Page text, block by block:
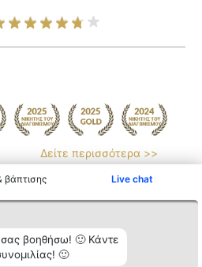
βάπτισης Live chat
βοηθήσω! 🙂 Κάντε
🙂
Δείτε περισσότερα >>
την Αθήνα, με βασική
γεγονότα όπως ο
Το ατελιέ του οίκου